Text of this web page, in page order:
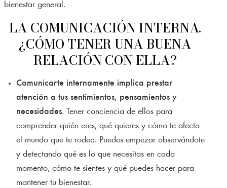
bienestar general.
LA COMUNICACIÓN INTERNA.
¿CÓMO TENER UNA BUENA
RELACIÓN CON ELLA?
Comunicarte internamente implica prestar
atención a tus sentimientos, pensamientos y
necesidades. Tener conciencia de ellos para
comprender quién eres, qué quieres y cómo te afecta
el mundo que te rodea. Puedes empezar observándote
y detectando qué es lo que necesitas en cada
momento, cómo te sientes y qué puedes hacer para
mantener tu bienestar.